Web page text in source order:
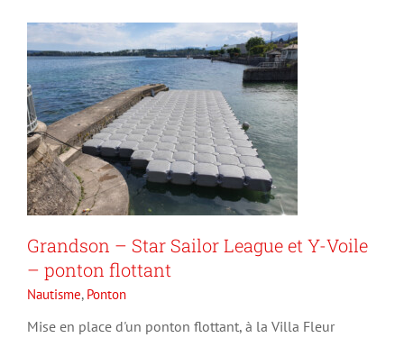
Grandson – Star Sailor League et Y-Voile
– ponton flottant
Nautisme, Ponton
Mise en place d'un ponton flottant, à la Villa Fleur
CN Rolle – Ile de la Harpe